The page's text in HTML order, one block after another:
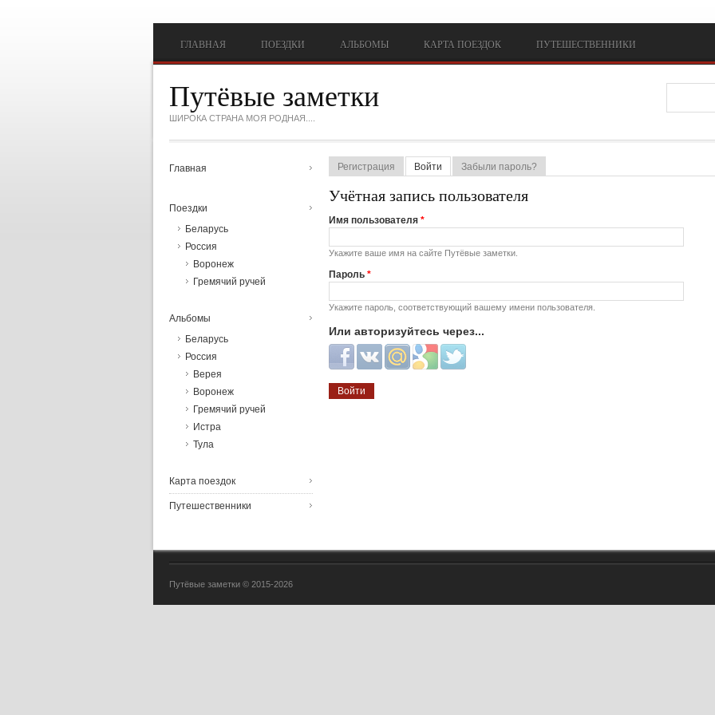
ГЛАВНАЯ ПОЕЗДКИ АЛЬБОМЫ КАРТА ПОЕЗДОК ПУТЕШЕСТВЕННИКИ
Путёвые заметки
ШИРОКА СТРАНА МОЯ РОДНАЯ....
Главные вкладки
Регистрация Войти (активная вкладка)
Забыли пароль?
Учётная запись пользователя
Имя пользователя *
Укажите ваше имя на сайте Путёвые заметки.
Пароль *
Укажите пароль, соответствующий вашему имени пользователя.
Или авторизуйтесь через...
Login with Facebook
Login with ВКонтакте
Login with Mail.ru
Login with Google
Login with Twitter
Главная
Поездки
Беларусь
Россия
Воронеж
Гремячий ручей
Альбомы
Беларусь
Россия
Верея
Воронеж
Гремячий ручей
Истра
Тула
Карта поездок
Путешественники
Путёвые заметки © 2015-2026